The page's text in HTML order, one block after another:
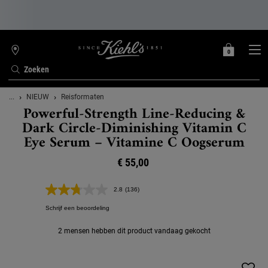
Zoeken
WINKELZOEKER
MIJN
0
0 PRODUCT
Hoofdinhoud
... NIEUW Reisformaten
Powerful-Strength Line-Reducing &
Dark Circle-Diminishing Vitamin C
Eye Serum – Vitamine C Oogserum
€ 55,00
2.8 Lees
paginalink.
(136)
Schrijf een beoordeling
2 mensen hebben dit product vandaag gekocht